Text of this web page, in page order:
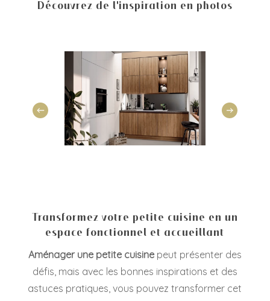
Découvrez de l'inspiration en photos
Transformez votre petite cuisine en un
espace fonctionnel et accueillant
Aménager une petite cuisinepeut présenter des
défis, mais avec les bonnes inspirations et des
astuces pratiques, vous pouvez transformer cet